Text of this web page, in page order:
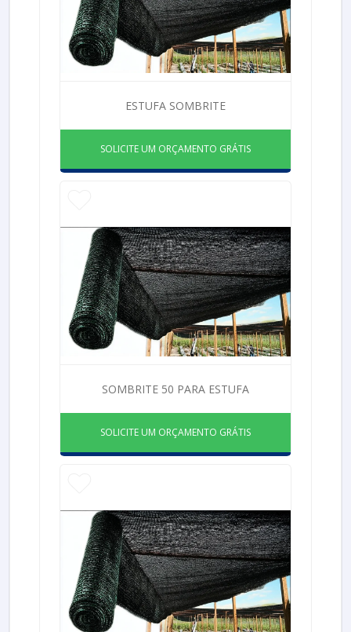
ESTUFA SOMBRITE
SOLICITE UM ORÇAMENTO GRÁTIS
SOMBRITE 50 PARA ESTUFA
SOLICITE UM ORÇAMENTO GRÁTIS